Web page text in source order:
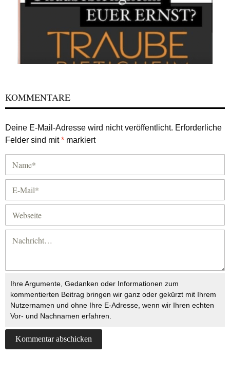
KOMMENTARE
Deine E-Mail-Adresse wird nicht veröffentlicht. Erforderliche
Felder sind mit* markiert
Ihre Argumente, Gedanken oder Informationen zum
kommentierten Beitrag bringen wir ganz oder gekürzt mit Ihrem
Nutzernamen und ohne Ihre E-Adresse, wenn wir Ihren echten
Vor- und Nachnamen erfahren.